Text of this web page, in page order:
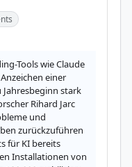
Tools wie Claude
einer
stark
Rihard Jarc
und
zurückzuführen
für KI bereits
Installationen von